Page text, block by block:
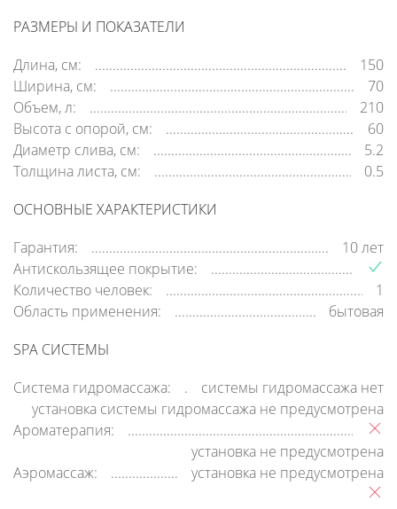
РАЗМЕРЫ И ПОКАЗАТЕЛИ
Длина, см:
150
Ширина, см:
70
Объем, л:
210
Высота с опорой, см:
60
Диаметр слива, см:
5.2
Толщина листа, см:
0.5
ОСНОВНЫЕ ХАРАКТЕРИСТИКИ
Гарантия:
10 лет
Антискользящее покрытие:
Количество человек:
1
Область применения:
бытовая
SPA СИСТЕМЫ
Система гидромассажа:
системы гидромассажа нет
установка системы гидромассажа не предусмотрена
Ароматерапия:
установка не предусмотрена
Аэромассаж:
установка не предусмотрена